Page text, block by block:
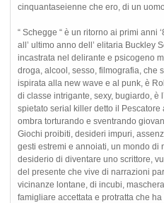
cinquantaseienne che ero, di un
“ Schegge “ è un ritorno ai primi anni
all’ ultimo anno dell’ elitaria Buckley
incastrata nel delirante e psicogeno
droga, alcool, sesso, filmografia, che
ispirata alla new wave e al punk, è
di classe intrigante, sexy, bugiardo, è
spietato serial killer detto il Pescatore
ombra torturando e sventrando
Giochi proibiti, desideri impuri,
gesti estremi e annoiati, un mondo di
desiderio di diventare uno scrittore,
del presente che vive di narrazioni
vicinanze lontane, di incubi,
famigliare accettata e protratta che